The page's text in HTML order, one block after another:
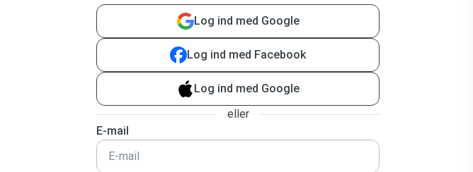
Log ind med Google
Log ind med Facebook
Log ind med Google
eller
E-mail